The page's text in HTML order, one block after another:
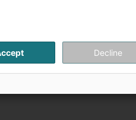
Decline